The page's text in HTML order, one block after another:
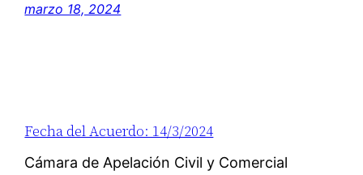
marzo 18, 2024
Fecha del Acuerdo: 14/3/2024
Cámara de Apelación Civil y Comercial